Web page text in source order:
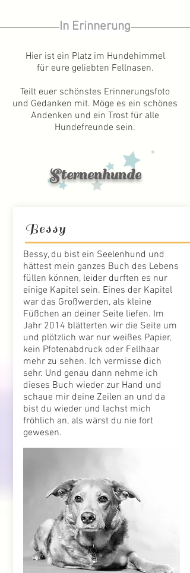
In Erinnerung
Hier ist ein Platz im Hundehimmel
für eure geliebten Fellnasen.
Teilt euer schönstes Erinnerungsfoto
und Gedanken mit. Möge es ein schönes
Andenken und ein Trost für alle
Hundefreunde sein.
Sternenhunde
Bessy
Bessy, du bist ein Seelenhund und
hättest mein ganzes Buch des Lebens
füllen können, leider durften es nur
einige Kapitel sein. Eines der Kapitel
war das Großwerden, als kleine
Füßchen an deiner Seite liefen. Im
Jahr 2014 blätterten wir die Seite um
und plötzlich war nur weißes Papier,
kein Pfotenabdruck oder Fellhaar
mehr zu sehen. Ich vermisse dich
sehr. Und genau dann nehme ich
dieses Buch wieder zur Hand und
schaue mir deine Zeilen an und da
bist du wieder und lachst mich
fröhlich an, als wärst du nie fort
gewesen.